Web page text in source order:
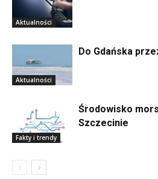
Aktualności
Aktualności
Do Gdańska
Fakty i trendy
Środowisko
Szczecinie